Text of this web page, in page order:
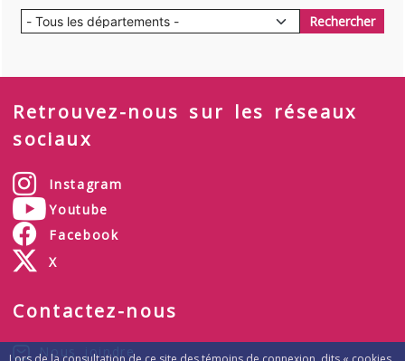
Rechercher
Retrouvez-nous sur les réseaux
sociaux
Instagram
Youtube
Facebook
X
Contactez-nous
Nous joindre